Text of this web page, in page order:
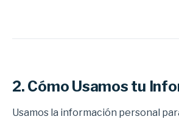
2. Cómo Usamos tu
Usamos la información personal